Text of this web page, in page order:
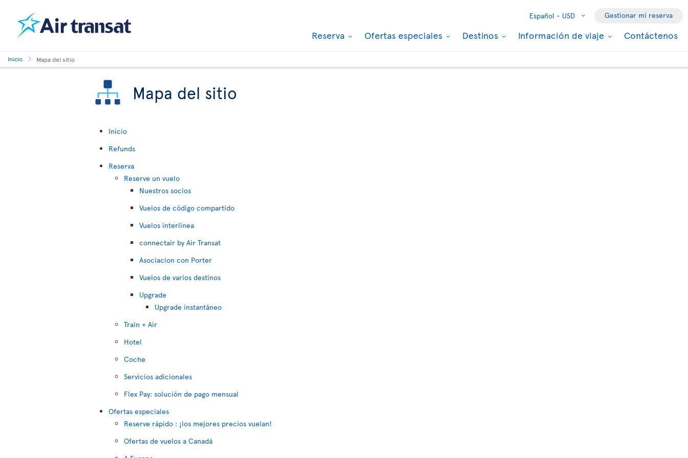
Español - USD Gestionar mi reserva
Reserva Ofertas especiales Destinos Información de viaje Contáctenos
Inicio Mapa del sitio
Mapa del sitio
Inicio
Refunds
Reserva
Reserve un vuelo
Nuestros socios
Vuelos de código compartido
Vuelos interlínea
connectair by Air Transat
Asociacion con Porter
Vuelos de varios destinos
Upgrade
Upgrade instantáneo
Train + Air
Hotel
Coche
Servicios adicionales
Flex Pay: solución de pago mensual
Ofertas especiales
Reserve rápido : ¡los mejores precios vuelan!
Ofertas de vuelos a Canadá